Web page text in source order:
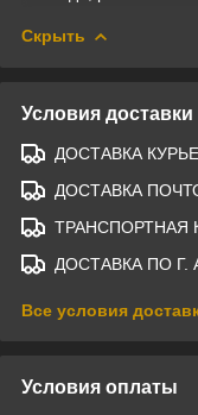
Скрыть
Условия доставки
ДОСТАВКА
ДОСТАВКА
ТРАНСПОРТНАЯ
ДОСТАВКА ПО Г.
Все условия
Условия оплаты